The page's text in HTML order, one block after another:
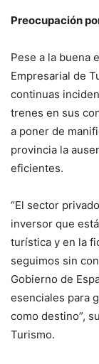
Preocupación
Pese a la buena
Empresarial de
continuas
trenes en sus
a poner de
provincia la
eficientes.
“El sector
inversor que
turística y en la
seguimos sin
Gobierno de
esenciales para
como destino”,
Turismo.